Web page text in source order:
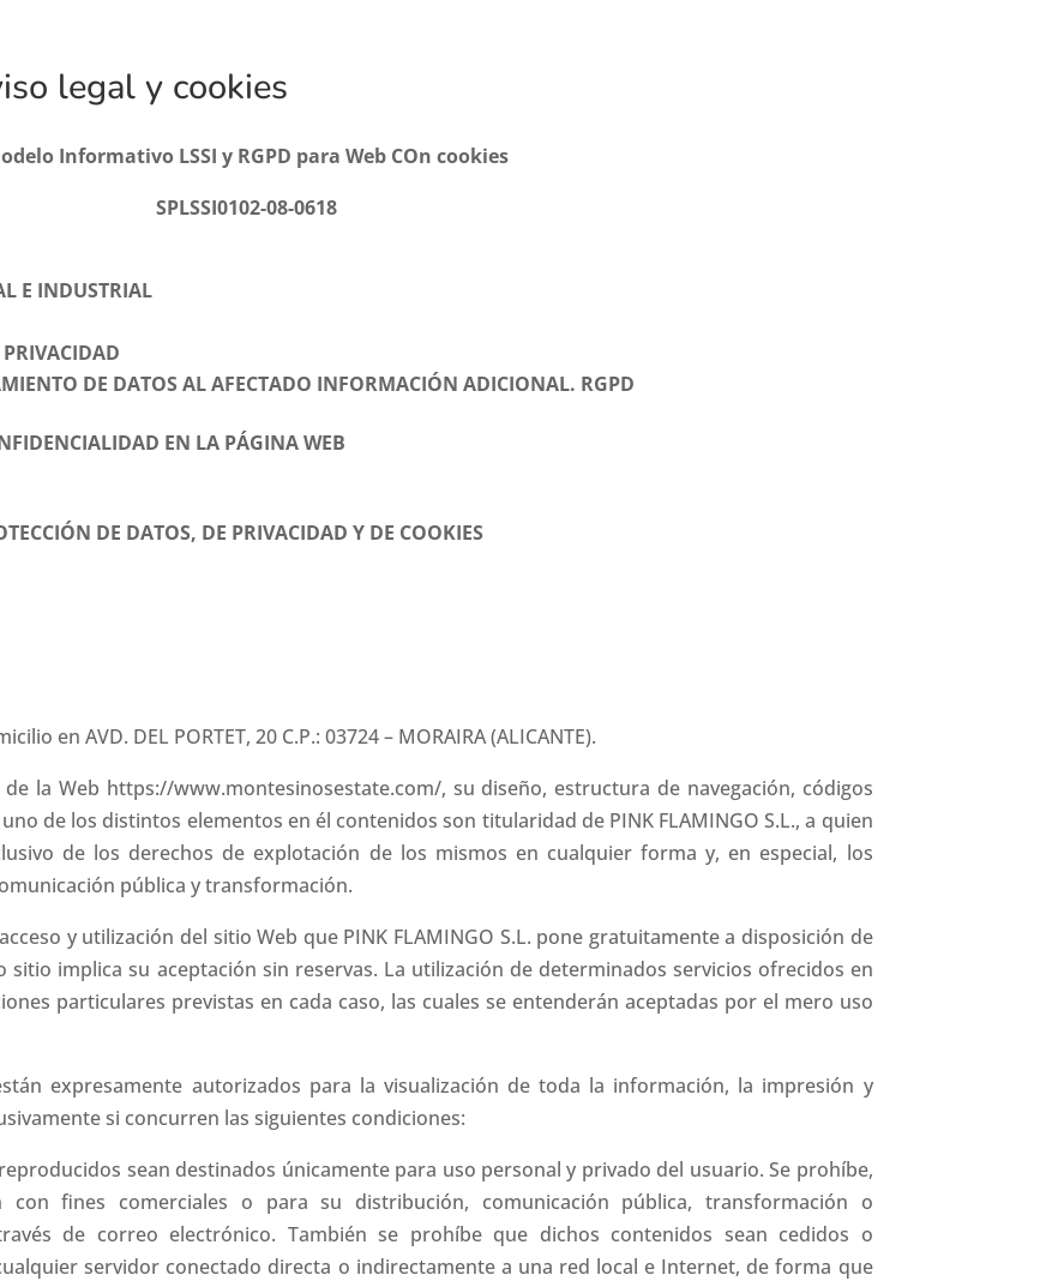
legal y cookies
Informativo LSSI y RGPD para Web COn cookies
SPLSSI0102-08-0618
E INDUSTRIAL
DE DATOS AL AFECTADO INFORMACIÓN ADICIONAL. RGPD
EN LA PÁGINA WEB
DE DATOS, DE PRIVACIDAD Y DE COOKIES
en AVD. DEL PORTET, 20 C.P.: 03724 – MORAIRA (ALICANTE).
la Web https://www.montesinosestate.com/, su diseño, estructura de navegación, códigos
de los distintos elementos en él contenidos son titularidad de PINK FLAMINGO S.L., a quien
de los derechos de explotación de los mismos en cualquier forma y, en especial, los
pública y transformación.
y utilización del sitio Web que PINK FLAMINGO S.L. pone gratuitamente a disposición de
sitio implica su aceptación sin reservas. La utilización de determinados servicios ofrecidos en
particulares previstas en cada caso, las cuales se entenderán aceptadas por el mero uso
expresamente autorizados para la visualización de toda la información, la impresión y
si concurren las siguientes condiciones:
sean destinados únicamente para uso personal y privado del usuario. Se prohíbe,
fines comerciales o para su distribución, comunicación pública, transformación o
de correo electrónico. También se prohíbe que dichos contenidos sean cedidos o
servidor conectado directa o indirectamente a una red local e Internet, de forma que